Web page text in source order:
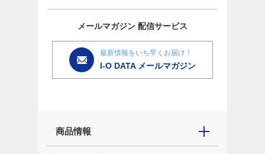
メールマガジン 配信サービス
最新情報をいち早くお届け！
I-O DATA メールマガジン
商品情報